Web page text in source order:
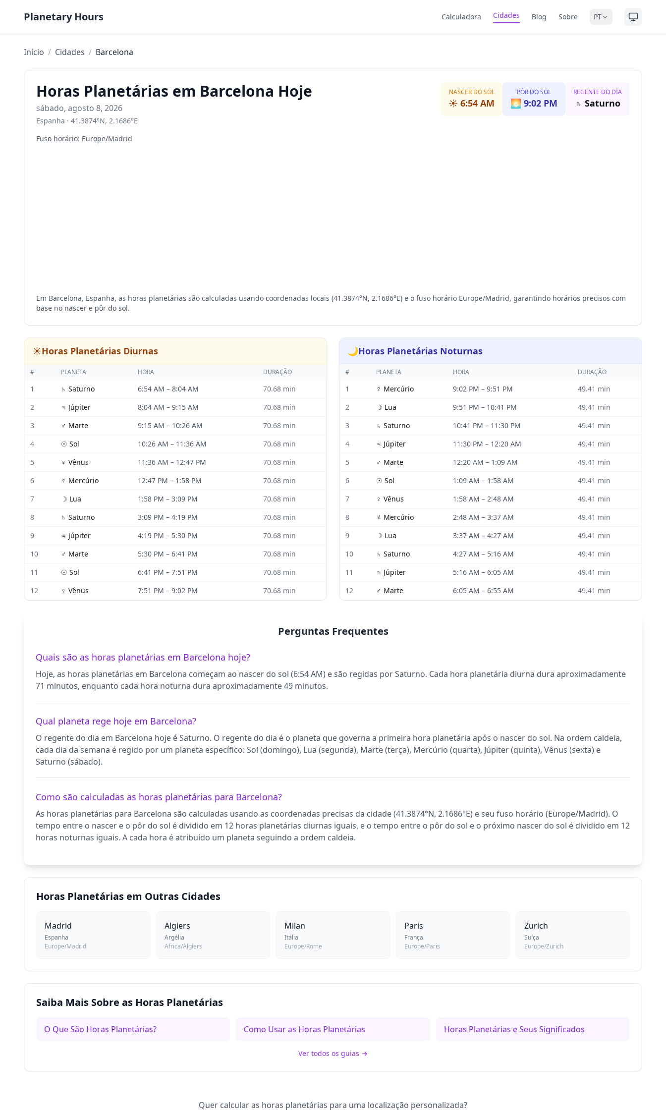
Planetary Hours Calculadora Cidades Blog Sobre PT
Início / Cidades / Barcelona
Horas Planetárias em Barcelona Hoje
sábado, agosto 8, 2026
Espanha · 41.3874°N, 2.1686°E
NASCER DO SOL
☀️ 6:54 AM
PÔR DO SOL
🌅 9:02 PM
REGENTE DO DIA
♄ Saturno
Fuso horário: Europe/Madrid
Em Barcelona, Espanha, as horas planetárias são calculadas usando coordenadas locais (41.3874°N, 2.1686°E) e o fuso horário Europe/Madrid, garantindo horários precisos com
base no nascer e pôr do sol.
☀️Horas Planetárias Diurnas
# PLANETA HORA DURAÇÃO
1 ♄ Saturno 6:54 AM – 8:04 AM 70.68 min
2
♃ Júpiter 8:04 AM – 9:15 AM 70.68 min
3
♂ Marte 9:15 AM – 10:26 AM 70.68 min
4
☉ Sol 10:26 AM – 11:36 AM 70.68 min
5
♀ Vênus 11:36 AM – 12:47 PM 70.68 min
6
☿ Mercúrio 12:47 PM – 1:58 PM 70.68 min
7
☽ Lua 1:58 PM – 3:09 PM 70.68 min
8
♄ Saturno 3:09 PM – 4:19 PM 70.68 min
9
♃ Júpiter 4:19 PM – 5:30 PM 70.68 min
10
♂ Marte 5:30 PM – 6:41 PM 70.68 min
11
☉ Sol 6:41 PM – 7:51 PM 70.68 min
12
♀ Vênus 7:51 PM – 9:02 PM 70.68 min
🌙Horas Planetárias Noturnas
# PLANETA HORA DURAÇÃO
1 ☿ Mercúrio 9:02 PM – 9:51 PM 49.41 min
2
☽ Lua 9:51 PM – 10:41 PM 49.41 min
3
♄ Saturno 10:41 PM – 11:30 PM 49.41 min
4
♃ Júpiter 11:30 PM – 12:20 AM 49.41 min
5
♂ Marte 12:20 AM – 1:09 AM 49.41 min
6
☉ Sol 1:09 AM – 1:58 AM 49.41 min
7
♀ Vênus 1:58 AM – 2:48 AM 49.41 min
8
☿ Mercúrio 2:48 AM – 3:37 AM 49.41 min
9
☽ Lua 3:37 AM – 4:27 AM 49.41 min
10
♄ Saturno 4:27 AM – 5:16 AM 49.41 min
11
♃ Júpiter 5:16 AM – 6:05 AM 49.41 min
12
♂ Marte 6:05 AM – 6:55 AM 49.41 min
Perguntas Frequentes
Quais são as horas planetárias em Barcelona hoje?
Hoje, as horas planetárias em Barcelona começam ao nascer do sol (6:54 AM) e são regidas por Saturno. Cada hora planetária diurna dura aproximadamente
71 minutos, enquanto cada hora noturna dura aproximadamente 49 minutos.
Qual planeta rege hoje em Barcelona?
O regente do dia em Barcelona hoje é Saturno. O regente do dia é o planeta que governa a primeira hora planetária após o nascer do sol. Na ordem caldeia,
cada dia da semana é regido por um planeta específico: Sol (domingo), Lua (segunda), Marte (terça), Mercúrio (quarta), Júpiter (quinta), Vênus (sexta) e
Saturno (sábado).
Como são calculadas as horas planetárias para Barcelona?
As horas planetárias para Barcelona são calculadas usando as coordenadas precisas da cidade (41.3874°N, 2.1686°E) e seu fuso horário (Europe/Madrid). O
tempo entre o nascer e o pôr do sol é dividido em 12 horas planetárias diurnas iguais, e o tempo entre o pôr do sol e o próximo nascer do sol é dividido em 12
horas noturnas iguais. A cada hora é atribuído um planeta seguindo a ordem caldeia.
Horas Planetárias em Outras Cidades
Madrid
Espanha
Europe/Madrid
Algiers
Argélia
Africa/Algiers
Milan
Itália
Europe/Rome
Paris
França
Europe/Paris
Zurich
Suíça
Europe/Zurich
Saiba Mais Sobre as Horas Planetárias
O Que São Horas Planetárias? Como Usar as Horas Planetárias Horas Planetárias e Seus Significados
Ver todos os guias →
Quer calcular as horas planetárias para uma localização personalizada?